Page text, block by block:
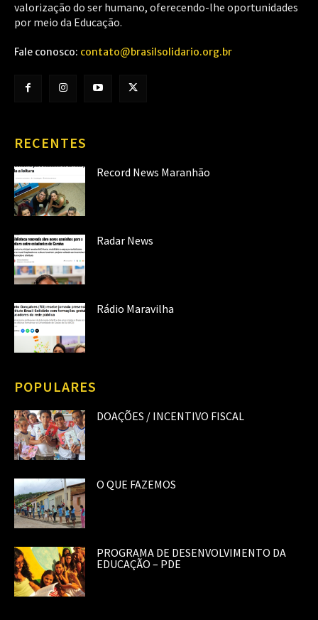
valorização do ser humano, oferecendo-lhe oportunidades
por meio da Educação.
Fale conosco: contato@brasilsolidario.org.br
RECENTES
Record News Maranhão
Radar News
Rádio Maravilha
POPULARES
DOAÇÕES / INCENTIVO FISCAL
O QUE FAZEMOS
PROGRAMA DE DESENVOLVIMENTO DA
EDUCAÇÃO – PDE